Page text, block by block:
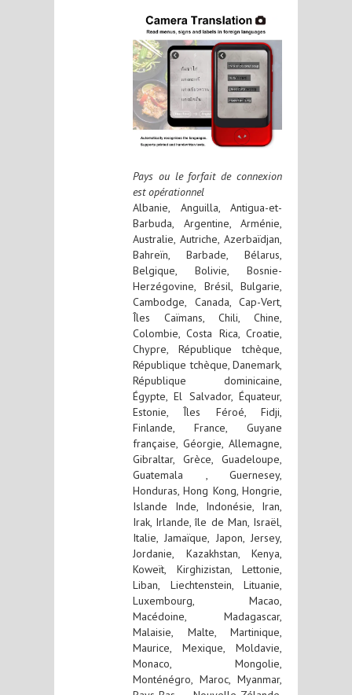
Pays ou le forfait de connexion
est opérationnel
Albanie, Anguilla, Antigua-et-
Barbuda, Argentine, Arménie,
Australie, Autriche, Azerbaïdjan,
Bahreïn, Barbade, Bélarus,
Belgique, Bolivie, Bosnie-
Herzégovine, Brésil, Bulgarie,
Cambodge, Canada, Cap-Vert,
Îles Caïmans, Chili, Chine,
Colombie, Costa Rica, Croatie,
Chypre, République tchèque,
République tchèque, Danemark,
République dominicaine,
Égypte, El Salvador, Équateur,
Estonie, Îles Féroé, Fidji,
Finlande, France, Guyane
française, Géorgie, Allemagne,
Gibraltar, Grèce, Guadeloupe,
Guatemala , Guernesey,
Honduras, Hong Kong, Hongrie,
Islande Inde, Indonésie, Iran,
Irak, Irlande, île de Man, Israël,
Italie, Jamaïque, Japon, Jersey,
Jordanie, Kazakhstan, Kenya,
Koweït, Kirghizistan, Lettonie,
Liban, Liechtenstein, Lituanie,
Luxembourg, Macao,
Macédoine, Madagascar,
Malaisie, Malte, Martinique,
Maurice, Mexique, Moldavie,
Monaco, Mongolie,
Monténégro, Maroc, Myanmar,